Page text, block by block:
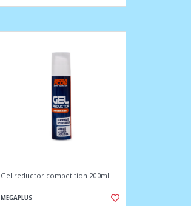
Gel reductor competition 200ml
MEGAPLUS